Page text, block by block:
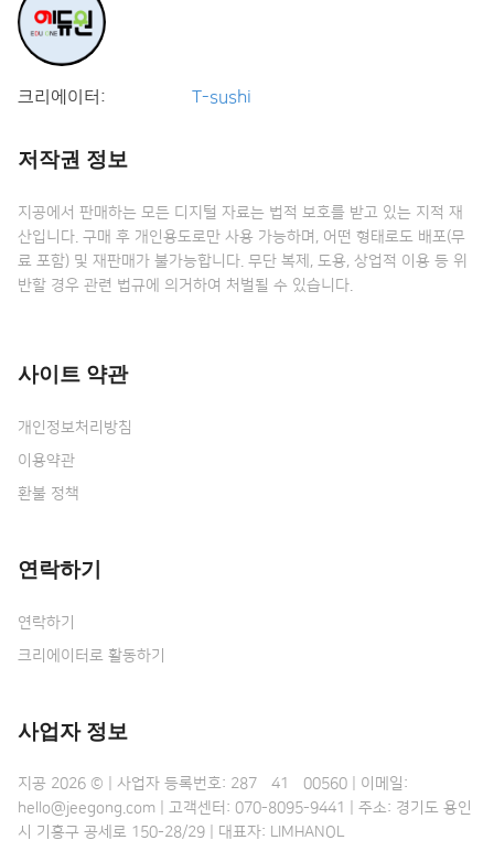
크리에이터: T-sushi
저작권 정보
지공에서 판매하는 모든 디지털 자료는 법적 보호를 받고 있는 지적 재
산입니다. 구매 후 개인용도로만 사용 가능하며, 어떤 형태로도 배포(무
료 포함) 및 재판매가 불가능합니다. 무단 복제, 도용, 상업적 이용 등 위
반할 경우 관련 법규에 의거하여 처벌될 수 있습니다.
사이트 약관
개인정보처리방침
이용약관
환불 정책
연락하기
연락하기
크리에이터로 활동하기
사업자 정보
지공 2026 © | 사업자 등록번호: 287•41•00560 | 이메일:
hello@jeegong.com | 고객센터: 070-8095-9441 | 주소: 경기도 용인
시 기흥구 공세로 150-28/29 | 대표자: LIMHANOL